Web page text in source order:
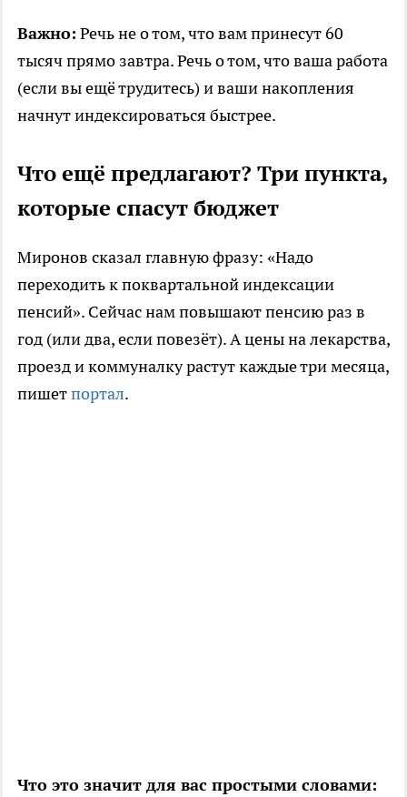
Важно: Речь не о том, что вам принесут 60
тысяч прямо завтра. Речь о том, что ваша работа
(если вы ещё трудитесь) и ваши накопления
начнут индексироваться быстрее.
Что ещё предлагают? Три пункта,
которые спасут бюджет
Миронов сказал главную фразу: «Надо
переходить к поквартальной индексации
пенсий». Сейчас нам повышают пенсию раз в
год (или два, если повезёт). А цены на лекарства,
проезд и коммуналку растут каждые три месяца,
пишетпортал.
Что это значит для вас простыми словами: